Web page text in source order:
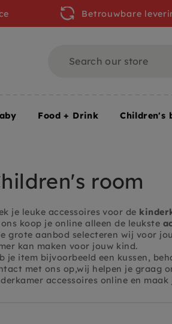
room
je leuke accessoires voor de
koop je online alleen de leukste
grote aanbod selecteren wij voor
kan maken voor jouw kind.
je item bijvoorbeeld een kussen,
met ons op,wij helpen je graag
accessoires online en maak
Betrouwbare
Food + Drink Children's